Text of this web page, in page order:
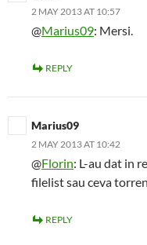
2 MAY 2013 AT 10:57
@Marius09: Mersi.
REPLY
Marius09
2 MAY 2013 AT 10:42
@Florin: L-au dat in
filelist sau ceva
REPLY